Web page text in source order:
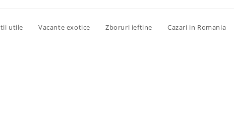
utile Vacante exotice Zboruri ieftine Cazari in Romania